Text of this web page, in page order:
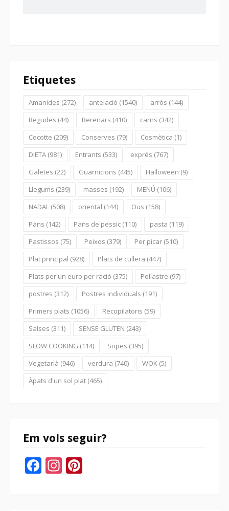
Etiquetes
Amanides (272) antelació (1540) arròs (144)
Begudes (44) Berenars (410) carns (342)
Cocotte (209) Conserves (79) Cosmètica (1)
DIETA (981) Entrants (533) exprés (767)
Galetes (22) Guarnicions (445) Halloween (9)
Llegums (239) masses (192) MENÚ (106)
NADAL (508) oriental (144) Ous (158)
Pans (142) Pans de pessic (110) pasta (119)
Pastissos (75) Peixos (379) Per picar (510)
Plat principal (928) Plats de cullera (447)
Plats per un euro per ració (375) Pollastre (97)
postres (312) Postres individuals (191)
Primers plats (1056) Recopilatoris (59)
Salses (311) SENSE GLUTEN (243)
SLOW COOKING (114) Sopes (395)
Vegetarià (946) verdura (740) WOK (5)
Àpats d'un sol plat (465)
Em vols seguir?
Facebook
Instagram